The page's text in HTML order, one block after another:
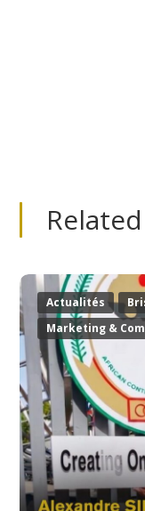
Actualités
Marketing & Com